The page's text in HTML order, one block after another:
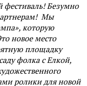
Безумно
Мы
которую
новое место
площадку
фолка с Елкой,
ролики для новой